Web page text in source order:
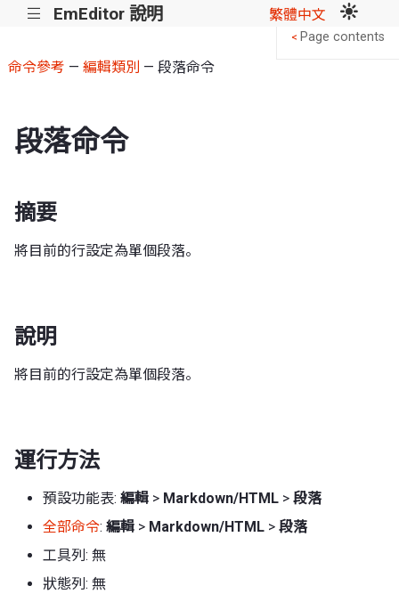
||| EmEditor 說明 繁體中文
命令參考 — 編輯類別 — 段落命令
段落命令
摘要
將目前的行設定為單個段落。
說明
將目前的行設定為單個段落。
運行方法
預設功能表: 編輯 > Markdown/HTML > 段落
全部命令: 編輯 > Markdown/HTML > 段落
工具列: 無
狀態列: 無
< Page contents